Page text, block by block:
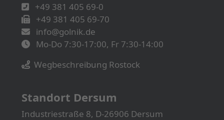
+49 381 405 69-0
+49 381 405 69-70
info@golnik.de
Mo-Do 7:30-17:00, Fr 7:30-14:00
Wegbeschreibung Rostock
Standort Dersum
Industriestraße 8, D-26906 Dersum